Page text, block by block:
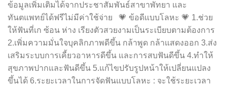
ข้อมูลเพิ่มเติมได้จากประชาสัมพันธ์สาขาพัทยา และ
ทันตแพทย์ได้ฟรีไม่มีค่าใช้จ่าย 💗 ข้อดีแบบโลหะ 💗 1.ช่วย
ให้ฟันที่เก ซ้อน ห่าง เรียงตัวสวยงามเป็นระเบียบตามต้องการ
2.เพิ่มความมั่นใจบุคลิกภาพดีขึ้น กล้าพูด กล้าแสดงออก 3.ส่ง
เสริมระบบการเคี้ยวอาหารดีขึ้น และการสบฟันดีขึ้น 4.ทำให้
สุขภาพปากและฟันดีขึ้น 5.แก้ไขปรับรูปหน้าให้เปลี่ยนแปลง
ขึ้นได้ 6.ระยะเวลาในการจัดฟันแบบโลหะ : จะใช้ระยะเวลา